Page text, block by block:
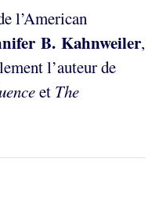
l’American
B. Kahnweiler,
l’auteur de
et The